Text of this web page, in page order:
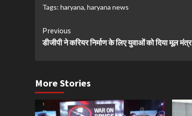
Tags: haryana, haryana news
Continue
Reading
Previous
डीजीपी ने करियर निर्माण के लिए युवाओं को दिया मूल मंत्र
More Stories